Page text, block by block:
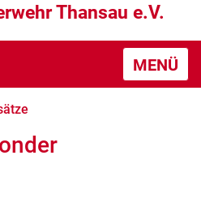
Thansau e.V.
MENÜ